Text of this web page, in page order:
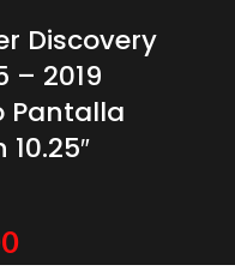
Discovery
– 2019
Pantalla